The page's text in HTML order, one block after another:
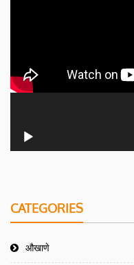
CATEGORIES
औखाणे